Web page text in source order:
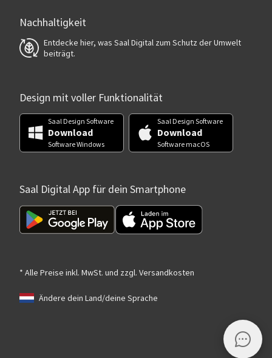
Nachhaltigkeit
Entdecke hier, was Saal Digital zum Schutz der Umwelt
beiträgt.
Design mit voller Funktionalität
Saal Design Software
Download
Software Windows
Saal Design Software
Download
Software macOS
Saal Digital App für dein Smartphone
* Alle Preise inkl. MwSt. und zzgl. Versandkosten
Ändere dein Land/deine Sprache